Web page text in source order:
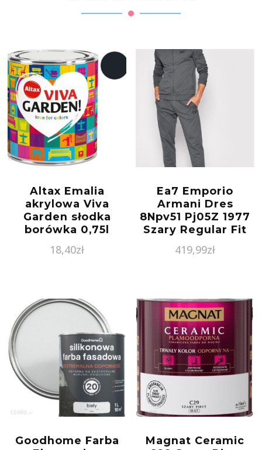
Altax Emalia
akrylowa Viva
Garden słodka
borówka 0,75l
18,40zł
Ea7 Emporio
Armani Dres
8Npv51 Pj05Z 1977
Szary Regular Fit
419,99zł
Goodhome Farba
Magnat Ceramic